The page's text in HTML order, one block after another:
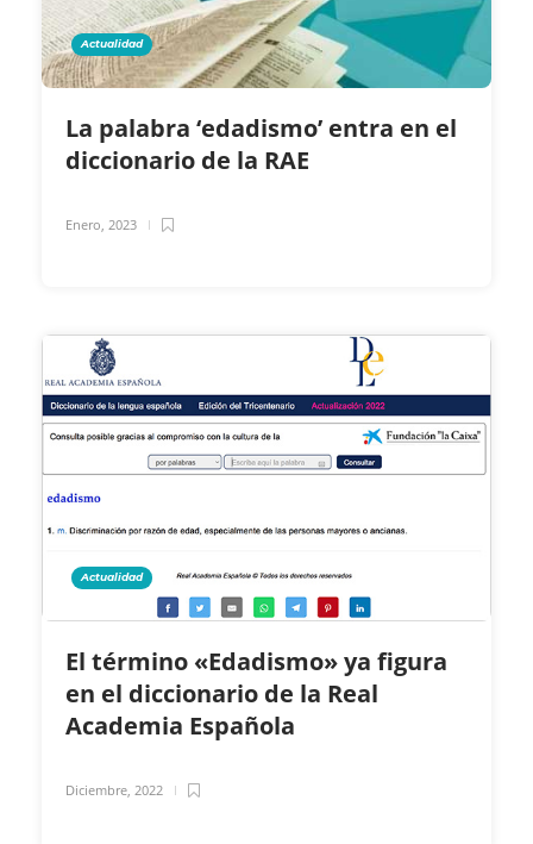
Actualidad
La palabra ‘edadismo’ entra en el
diccionario de la RAE
Enero, 2023
Actualidad
El término «Edadismo» ya figura
en el diccionario de la Real
Academia Española
Diciembre, 2022